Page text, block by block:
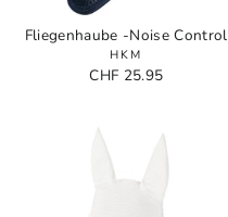
Fliegenhaube -Noise Control
HKM
CHF 25.95